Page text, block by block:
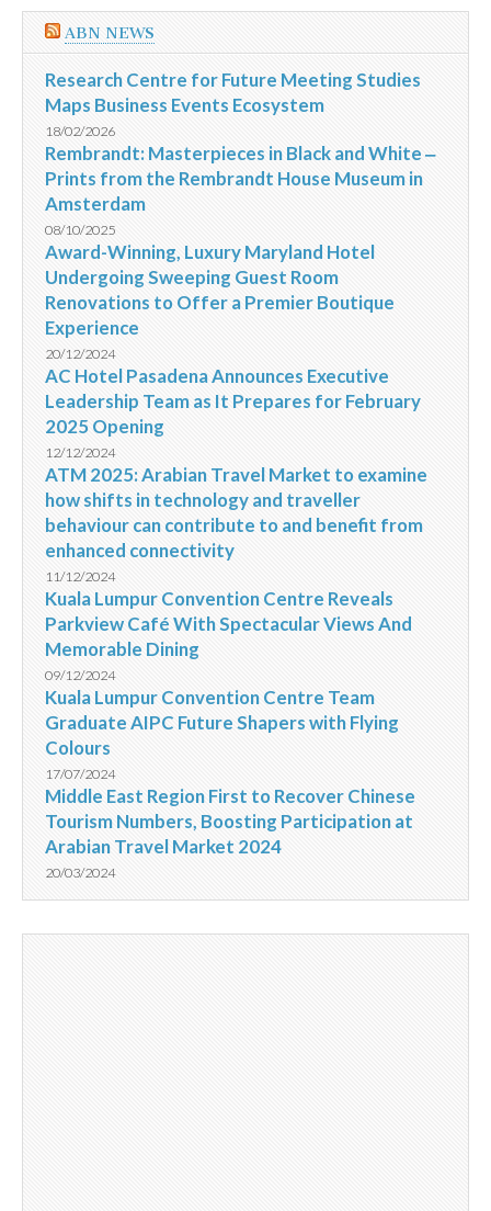
ABN NEWS
Research Centre for Future Meeting Studies
Maps Business Events Ecosystem
18/02/2026
Rembrandt: Masterpieces in Black and White ‒
Prints from the Rembrandt House Museum in
Amsterdam
08/10/2025
Award-Winning, Luxury Maryland Hotel
Undergoing Sweeping Guest Room
Renovations to Offer a Premier Boutique
Experience
20/12/2024
AC Hotel Pasadena Announces Executive
Leadership Team as It Prepares for February
2025 Opening
12/12/2024
ATM 2025: Arabian Travel Market to examine
how shifts in technology and traveller
behaviour can contribute to and benefit from
enhanced connectivity
11/12/2024
Kuala Lumpur Convention Centre Reveals
Parkview Café With Spectacular Views And
Memorable Dining
09/12/2024
Kuala Lumpur Convention Centre Team
Graduate AIPC Future Shapers with Flying
Colours
17/07/2024
Middle East Region First to Recover Chinese
Tourism Numbers, Boosting Participation at
Arabian Travel Market 2024
20/03/2024